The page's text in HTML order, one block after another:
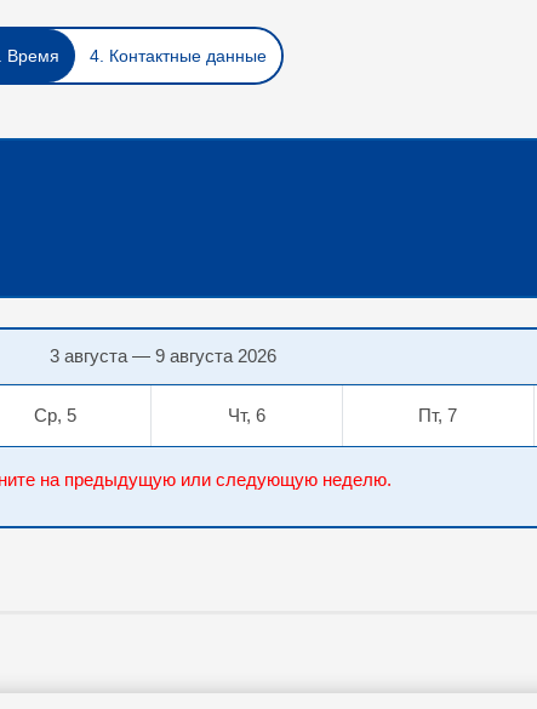
Время 4. Контактные данные
3 августа — 9 августа 2026
Ср, 5 Чт, 6 Пт, 7
на предыдущую или следующую неделю.